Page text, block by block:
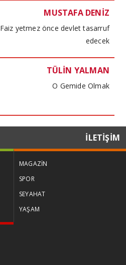
MUSTAFA DENİZ
Faiz yetmez önce devlet tasarruf
edecek
TÜLİN YALMAN
O Gemide Olmak
MUSTAFA DENİZ
Kira kıskacında haneler maliyet
İLETİŞİM
MAGAZİN
SPOR
SEYAHAT
YAŞAM